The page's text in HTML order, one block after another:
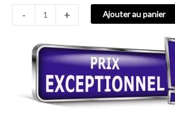
- + Ajouter au panier